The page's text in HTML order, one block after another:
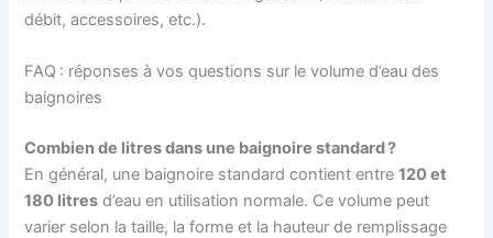
débit, accessoires, etc.).
FAQ : réponses à vos questions sur le volume d’eau des
baignoires
Combien de litres dans une baignoire standard ?
En général, une baignoire standard contient entre120 et
180 litres d’eau en utilisation normale. Ce volume peut
varier selon la taille, la forme et la hauteur de remplissage